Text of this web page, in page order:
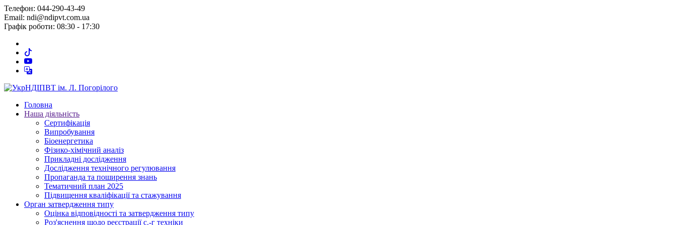
Телефон: 044-290-43-49
Email: ndi@ndipvt.com.ua
Графік роботи: 08:30 - 17:30
Головна
Наша діяльність
Сертифікація
Випробування
Біоенергетика
Фізико-хімічний аналіз
Прикладні дослідження
Дослідження технічного регулювання
Пропаганда та поширення знань
Тематичний план 2025
Підвищення кваліфікації та стажування
Орган затвердження типу
Оцінка відповідності та затвердження типу
Роз'яснення щодо реєстрації с.-г техніки